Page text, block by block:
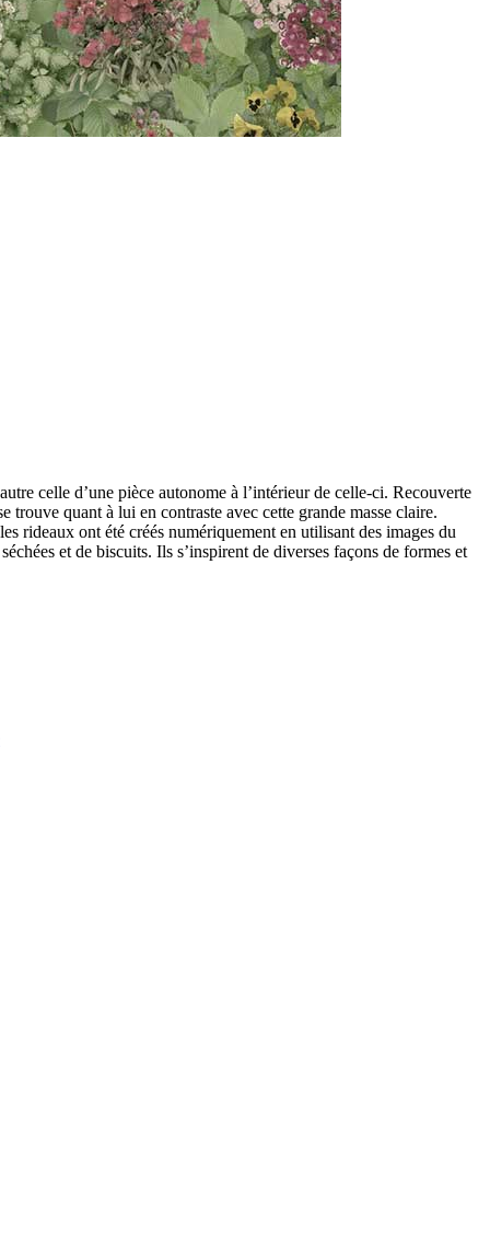
celle d’une pièce autonome à l’intérieur de celle-ci. Recouverte
trouve quant à lui en contraste avec cette grande masse claire.
rideaux ont été créés numériquement en utilisant des images du
et de biscuits. Ils s’inspirent de diverses façons de formes et